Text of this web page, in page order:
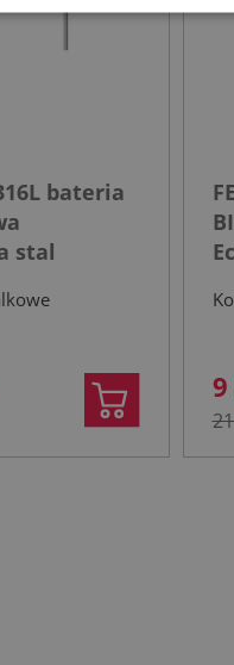
bateria
stal
9